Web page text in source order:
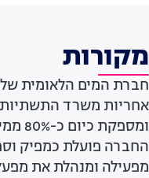
מקורות
חברת המים הלאומית
מפעילה ומנהלת את